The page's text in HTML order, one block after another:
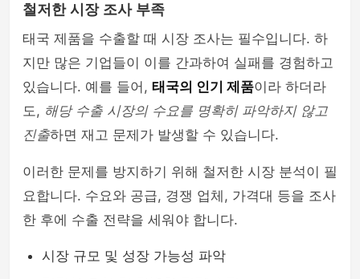
철저한 시장 조사 부족
태국 제품을 수출할 때 시장 조사는 필수입니다. 하
지만 많은 기업들이 이를 간과하여 실패를 경험하고
있습니다. 예를 들어, 태국의 인기 제품이라 하더라
도, 해당 수출 시장의 수요를 명확히 파악하지 않고
진출하면 재고 문제가 발생할 수 있습니다.
이러한 문제를 방지하기 위해 철저한 시장 분석이 필
요합니다. 수요와 공급, 경쟁 업체, 가격대 등을 조사
한 후에 수출 전략을 세워야 합니다.
시장 규모 및 성장 가능성 파악